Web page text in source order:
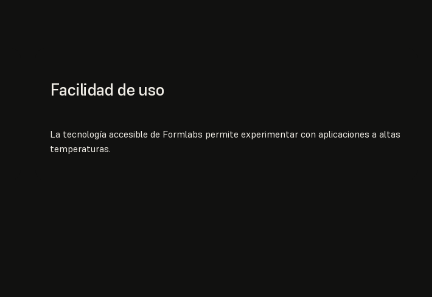
Facilidad de uso
La tecnología accesible de Formlabs permite experimentar con aplicaciones a altas
temperaturas.